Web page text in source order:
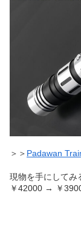
＞＞ Padawan
現物を手にしてみ
￥42000 → ￥